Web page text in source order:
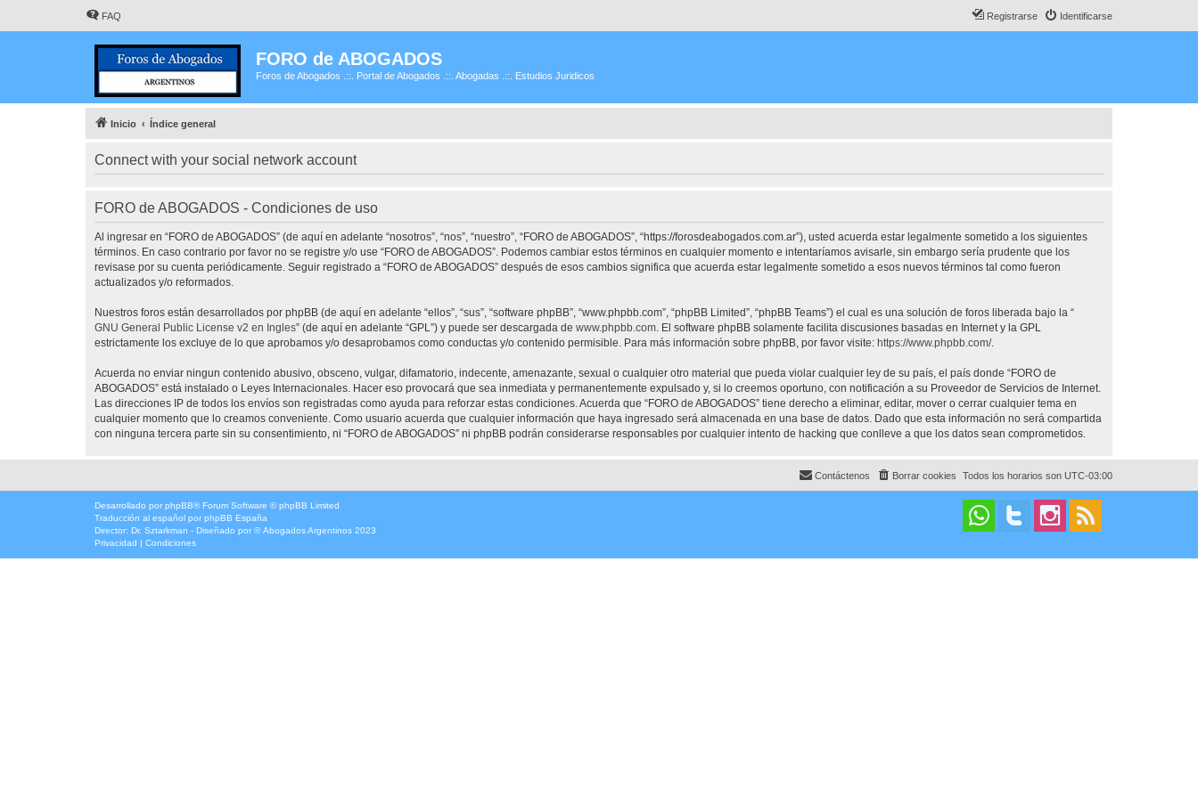
FAQ Identificarse
Registrarse
FORO de ABOGADOS
Foros de Abogados .::. Portal de Abogados .::. Abogadas .::. Estudios Juridicos
Inicio Índice general
Connect with your social network account
FORO de ABOGADOS - Condiciones de uso
Al ingresar en “FORO de ABOGADOS” (de aquí en adelante “nosotros”, “nos”, “nuestro”, “FORO de ABOGADOS”, “https://forosdeabogados.com.ar”), usted acuerda estar legalmente sometido a los siguientes
términos. En caso contrario por favor no se registre y/o use “FORO de ABOGADOS”. Podemos cambiar estos términos en cualquier momento e intentaríamos avisarle, sin embargo sería prudente que los
revisase por su cuenta periódicamente. Seguir registrado a “FORO de ABOGADOS” después de esos cambios significa que acuerda estar legalmente sometido a esos nuevos términos tal como fueron
actualizados y/o reformados.
Nuestros foros están desarrollados por phpBB (de aquí en adelante “ellos”, “sus”, “software phpBB”, “www.phpbb.com”, “phpBB Limited”, “phpBB Teams”) el cual es una solución de foros liberada bajo la “
GNU General Public License v2 en Ingles” (de aquí en adelante “GPL”) y puede ser descargada de www.phpbb.com. El software phpBB solamente facilita discusiones basadas en Internet y la GPL
estrictamente los excluye de lo que aprobamos y/o desaprobamos como conductas y/o contenido permisible. Para más información sobre phpBB, por favor visite: https://www.phpbb.com/.
Acuerda no enviar ningun contenido abusivo, obsceno, vulgar, difamatorio, indecente, amenazante, sexual o cualquier otro material que pueda violar cualquier ley de su país, el país donde “FORO de
ABOGADOS” está instalado o Leyes Internacionales. Hacer eso provocará que sea inmediata y permanentemente expulsado y, si lo creemos oportuno, con notificación a su Proveedor de Servicios de Internet.
Las direcciones IP de todos los envíos son registradas como ayuda para reforzar estas condiciones. Acuerda que “FORO de ABOGADOS” tiene derecho a eliminar, editar, mover o cerrar cualquier tema en
cualquier momento que lo creamos conveniente. Como usuario acuerda que cualquier información que haya ingresado será almacenada en una base de datos. Dado que esta información no será compartida
con ninguna tercera parte sin su consentimiento, ni “FORO de ABOGADOS” ni phpBB podrán considerarse responsables por cualquier intento de hacking que conlleve a que los datos sean comprometidos.
Todos los horarios son UTC-03:00
Borrar cookies
Contáctenos
Desarrollado por phpBB® Forum Software © phpBB Limited
Traducción al español por phpBB España
Director: Dr. Sztarkman - Diseñado por ©Abogados Argentinos 2023
Privacidad | Condiciones